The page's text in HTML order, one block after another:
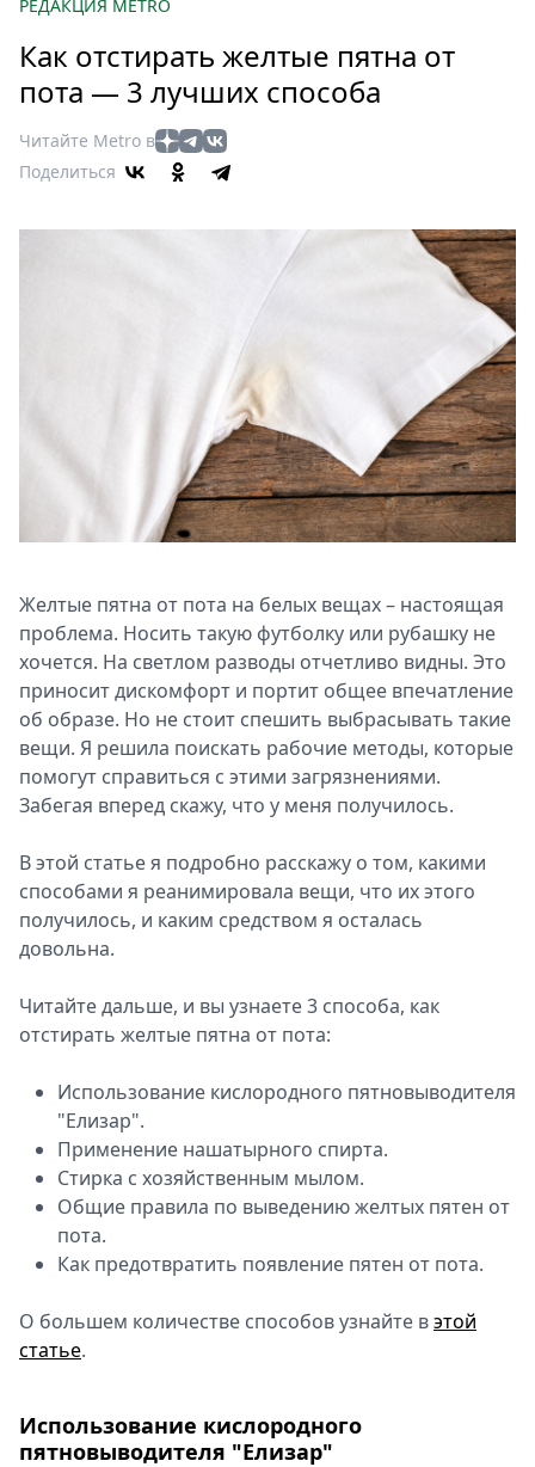
Мир
Здоровье
Еда
Туризм
Театр
релизы
Metro
Стримы
Выборы
2026
Скачай
Metro
РЕДАКЦИЯ METRO
Как отстирать желтые пятна от
пота — 3 лучших способа
Читайте Metro в
Поделиться
Желтые пятна от пота на белых вещах – настоящая
проблема. Носить такую футболку или рубашку не
хочется. На светлом разводы отчетливо видны. Это
приносит дискомфорт и портит общее впечатление
об образе. Но не стоит спешить выбрасывать такие
вещи. Я решила поискать рабочие методы, которые
помогут справиться с этими загрязнениями.
Забегая вперед скажу, что у меня получилось.
В этой статье я подробно расскажу о том, какими
способами я реанимировала вещи, что их этого
получилось, и каким средством я осталась
довольна.
Читайте дальше, и вы узнаете 3 способа, как
отстирать желтые пятна от пота:
Использование кислородного пятновыводителя
"Елизар".
Применение нашатырного спирта.
Стирка с хозяйственным мылом.
Общие правила по выведению желтых пятен от
пота.
Как предотвратить появление пятен от пота.
О большем количестве способов узнайте вэтой
статье.
Использование кислородного
пятновыводителя "Елизар"